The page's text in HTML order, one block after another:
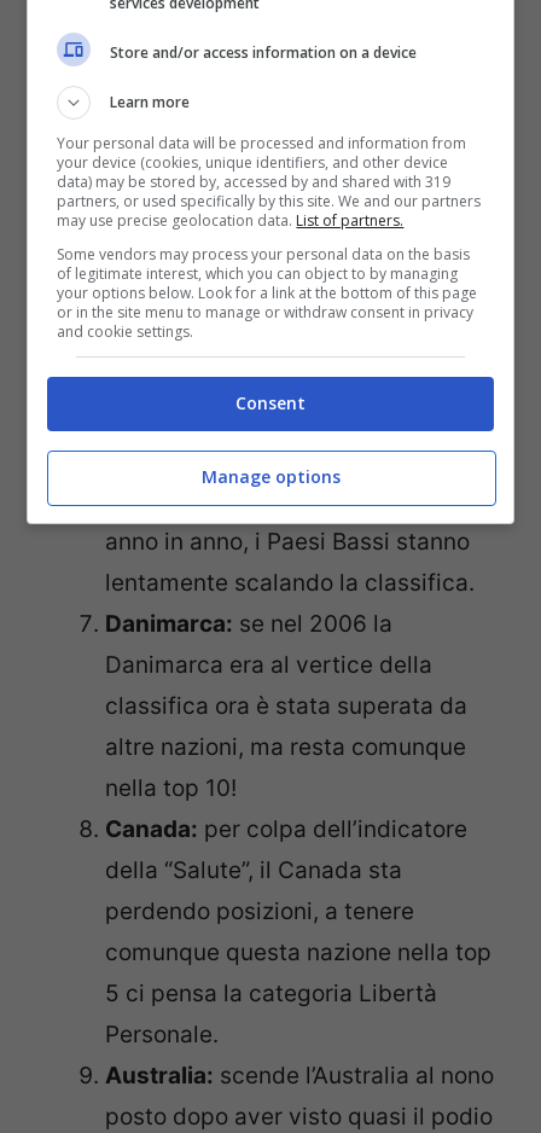
Svizzera: non è merito del
cioccolato, ma grazie agli indicatori
di salute, istruzione e capitale
sociale la quarta posizione tra i
paesi più prosperi del mondo non
gliela leva nessuno.
Svezia:nel 2018 fa un salto in avanti
di tre posizioni rispeto al passato
grazie a dei miglioramenti
nell’economia e nella governance.
Male però il capitale sociale.
Paesi Bassi:grazie all’ambiente e
alla sicurezza che migliorano di
anno in anno, i Paesi Bassi stanno
lentamente scalando la classifica.
Danimarca: se nel 2006 la
Danimarca era al vertice della
classifica ora è stata superata da
altre nazioni, ma resta comunque
nella top 10!
Canada: per colpa dell’indicatore
della “Salute”, il Canada sta
perdendo posizioni, a tenere
comunque questa nazione nella top
5 ci pensa la categoria Libertà
Personale.
Australia: scende l’Australia al nono
posto dopo aver visto quasi il podio
Store and/or access information on a device
Learn more
Your personal data will be processed and information from
your device (cookies, unique identifiers, and other device
data) may be stored by, accessed by and shared with 319
partners, or used specifically by this site. We and our partners
may use precise geolocation data. List of partners.
Some vendors may process your personal data on the basis
of legitimate interest, which you can object to by managing
your options below. Look for a link at the bottom of this page
or in the site menu to manage or withdraw consent in privacy
and cookie settings.
Consent
Manage options